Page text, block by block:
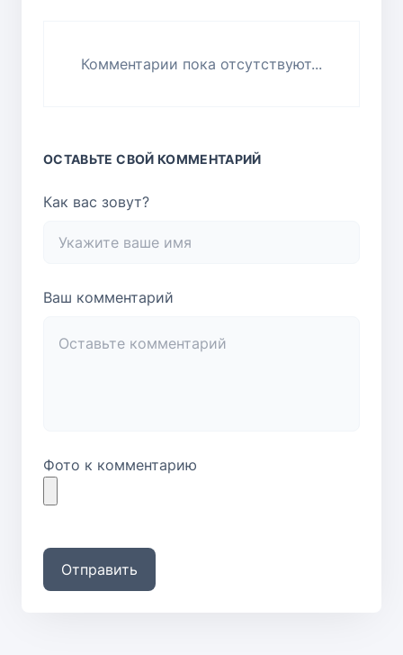
Комментарии пока отсутствуют...
ОСТАВЬТЕ СВОЙ КОММЕНТАРИЙ
Как вас зовут?
Ваш комментарий
Фото к комментарию
Отправить